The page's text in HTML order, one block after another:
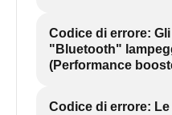
Codice di errore:
"Bluetooth"
(Performance
Codice di errore: